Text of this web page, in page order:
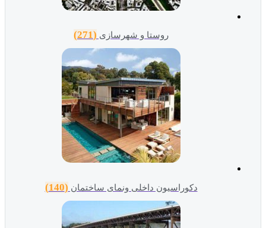
روستا و شهرسازی(271)
دکوراسیون داخلی ونمای ساختمان(140)